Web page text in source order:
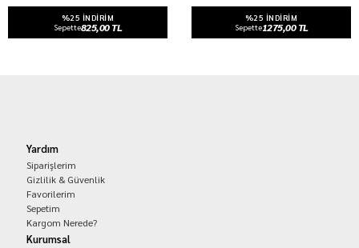
%25 INDIRIM
Sepette825,00 TL
%25 INDIRIM
Sepette1275,00 TL
Yardım
Siparişlerim
Gizlilik & Güvenlik
Favorilerim
Sepetim
Kargom Nerede?
Kurumsal